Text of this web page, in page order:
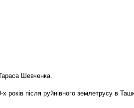
Шевченка.
після руйнівного землетрусу в